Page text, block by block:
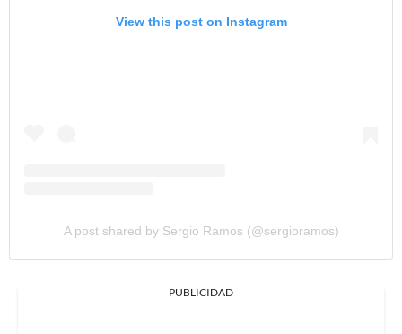
View this post on Instagram
A post shared by Sergio Ramos (@sergioramos)
PUBLICIDAD